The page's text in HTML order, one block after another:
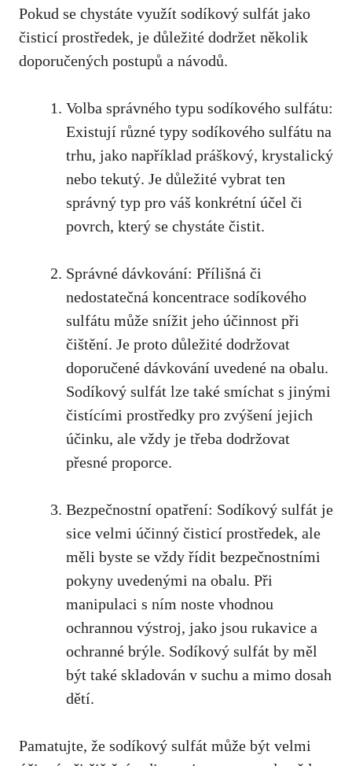
Pokud se​ chystáte využít sodíkový sulfát jako
čisticí‍ prostředek, je důležité dodržet několik
doporučených postupů⁣ a návodů.
Volba správného ‍typu sodíkového sulfátu:
Existují různé typy sodíkového sulfátu​ na
⁤trhu, jako například práškový, krystalický
nebo ⁢tekutý.​ Je důležité vybrat ten
⁣správný ⁣typ pro váš konkrétní účel ⁤či
povrch, který se chystáte​ čistit.
Správné dávkování: Přílišná ⁣či‌
nedostatečná koncentrace ‍sodíkového
sulfátu může snížit⁤ jeho účinnost při
čištění. Je proto důležité dodržovat
doporučené dávkování uvedené na⁤ obalu.⁤
Sodíkový ⁣sulfát lze ⁤také smíchat s jinými
čistícími prostředky pro zvýšení⁣ jejich
účinku,⁣ ale vždy je třeba dodržovat
přesné proporce.
Bezpečnostní opatření:⁣ Sodíkový sulfát‌ je
sice velmi ⁤účinný ​čisticí ⁤prostředek, ale⁣
měli byste se vždy řídit bezpečnostními
pokyny uvedenými na obalu. Při⁣
manipulaci s ⁢ním noste vhodnou
ochrannou výstroj, jako jsou rukavice a
ochranné brýle. Sodíkový sulfát by měl
být také skladován⁣ v suchu ⁤a⁤ mimo‍ dosah
dětí.
Pamatujte, že sodíkový sulfát může​ být velmi